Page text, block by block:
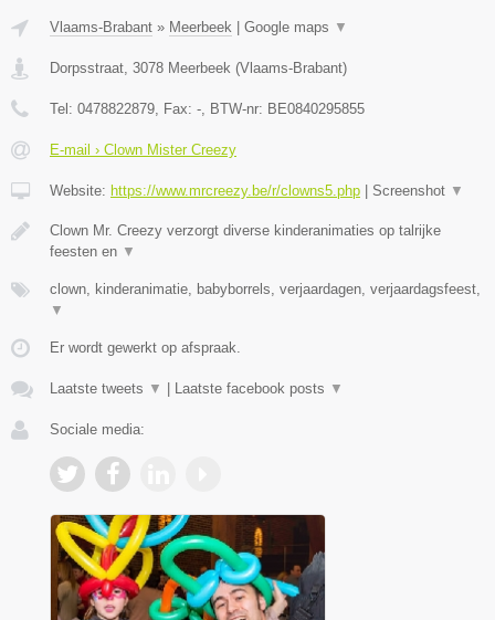
Vlaams-Brabant » Meerbeek Google maps ▼
Dorpsstraat, 3078 Meerbeek (Vlaams-Brabant)
Tel: 0478822879, Fax: -, BTW-nr: BE0840295855
E-mail › Clown Mister Creezy
Website: https://www.mrcreezy.be/r/clowns5.php Screenshot ▼
Clown Mr. Creezy verzorgt diverse kinderanimaties op talrijke
feesten en ▼
clown, kinderanimatie, babyborrels, verjaardagen, verjaardagsfeest,
▼
Er wordt gewerkt op afspraak.
Laatste tweets ▼ Laatste facebook posts ▼
Sociale media: